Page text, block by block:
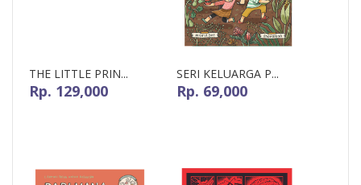
THE LITTLE PRIN...
Rp. 129,000
SERI KELUARGA P...
Rp. 69,000